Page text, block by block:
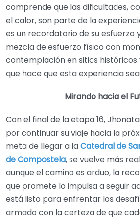
comprende que las dificultades,
el calor, son parte de la
es un recordatorio de su esfuerzo
mezcla de esfuerzo físico con
contemplación en sitios históricos
que hace que esta experiencia
Mirando hacia el
Con el final de la etapa 16,
por continuar su viaje hacia la
meta de llegar a laCatedral de
de Compostela, se vuelve más
aunque el camino es arduo, la
que promete lo impulsa a seguir
está listo para enfrentar los
armado con la certeza de que